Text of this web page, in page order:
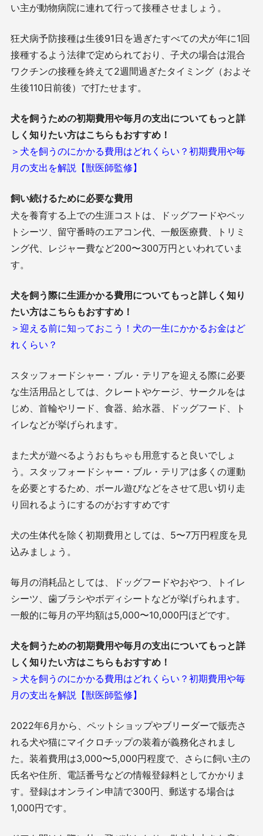
い主が動物病院に連れて行って接種させましょう。
狂犬病予防接種は生後91日を過ぎたすべての犬が年に1回
接種するよう法律で定められており、子犬の場合は混合
ワクチンの接種を終えて2週間過ぎたタイミング（およそ
生後110日前後）で打たせます。
犬を飼うための初期費用や毎月の支出についてもっと詳
しく知りたい方はこちらもおすすめ！
＞犬を飼うのにかかる費用はどれくらい？初期費用や毎
月の支出を解説【獣医師監修】
飼い続けるために必要な費用
犬を養育する上での生涯コストは、ドッグフードやペッ
トシーツ、留守番時のエアコン代、一般医療費、トリミ
ング代、レジャー費など200〜300万円といわれていま
す。
犬を飼う際に生涯かかる費用についてもっと詳しく知り
たい方はこちらもおすすめ！
＞迎える前に知っておこう！犬の一生にかかるお金はど
れくらい？
スタッフォードシャー・ブル・テリアを迎える際に必要
な生活用品としては、クレートやケージ、サークルをは
じめ、首輪やリード、食器、給水器、ドッグフード、ト
イレなどが挙げられます。
また犬が遊べるようおもちゃも用意すると良いでしょ
う。スタッフォードシャー・ブル・テリアは多くの運動
を必要とするため、ボール遊びなどをさせて思い切り走
り回れるようにするのがおすすめです
犬の生体代を除く初期費用としては、5〜7万円程度を見
込みましょう。
毎月の消耗品としては、ドッグフードやおやつ、トイレ
シーツ、歯ブラシやボディシートなどが挙げられます。
一般的に毎月の平均額は5,000〜10,000円ほどです。
犬を飼うための初期費用や毎月の支出についてもっと詳
しく知りたい方はこちらもおすすめ！
＞犬を飼うのにかかる費用はどれくらい？初期費用や毎
月の支出を解説【獣医師監修】
2022年6月から、ペットショップやブリーダーで販売さ
れる犬や猫にマイクロチップの装着が義務化されまし
た。装着費用は3,000〜5,000円程度で、さらに飼い主の
氏名や住所、電話番号などの情報登録料としてかかりま
す。登録はオンライン申請で300円、郵送する場合は
1,000円です。